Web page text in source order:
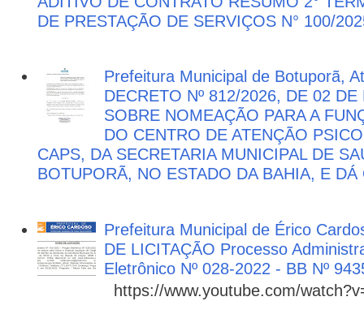
DE PRESTAÇÃO DE SERVIÇOS N° 100/
Prefeitura Municipal de Botuporã,
DECRETO Nº 812/2026, DE 02
SOBRE NOMEAÇÃO PARA A
DO CENTRO DE ATENÇÃO
CAPS, DA SECRETARIA MUNICIPAL DE
BOTUPORÃ, NO ESTADO DA BAHIA, E
Prefeitura Municipal de Érico
DE LICITAÇÃO Processo
Eletrônico Nº 028-2022 - BB Nº
https://www.youtube.com/